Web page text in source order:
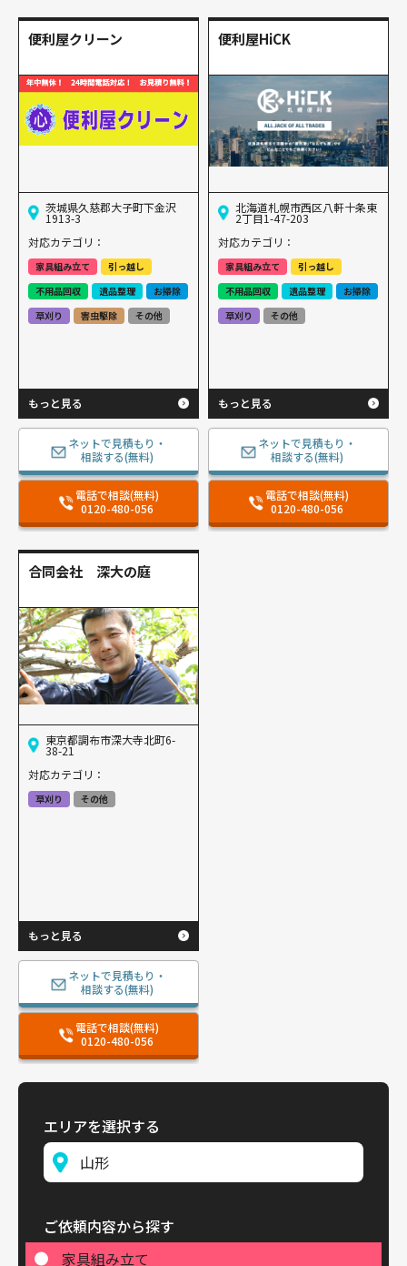
便利屋クリーン
茨城県久慈郡大子町下金沢
1913-3
対応カテゴリ：
家具組み立て
引っ越し
不用品回収
遺品整理
お掃除
草刈り
害虫駆除 その他
もっと見る
ネットで見積もり・
相談する(無料)
電話で相談(無料)
0120-480-056
便利屋HiCK
北海道札幌市西区八軒十条東
2丁目1-47-203
対応カテゴリ：
家具組み立て
引っ越し
不用品回収
遺品整理
お掃除
草刈り
その他
もっと見る
ネットで見積もり・
相談する(無料)
電話で相談(無料)
0120-480-056
合同会社 深大の庭
東京都調布市深大寺北町6-
38-21
対応カテゴリ：
草刈り その他
もっと見る
ネットで見積もり・
相談する(無料)
電話で相談(無料)
0120-480-056
エリアを選択する
ご依頼内容から探す
家具組み立て